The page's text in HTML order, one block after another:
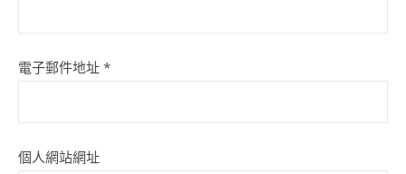
電子郵件地址 *
個人網站網址